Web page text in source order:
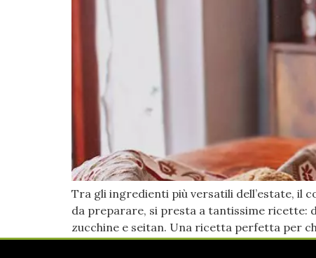
Tra gli ingredienti più versatili dell’estate, il
da preparare, si presta a tantissime ricette:
zucchine e seitan. Una ricetta perfetta per